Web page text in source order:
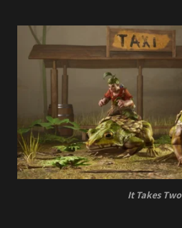
It Takes Two